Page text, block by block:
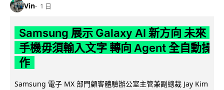
Vin 1 日
Samsung 展示 Galaxy AI 新方向 未來
手機毋須輸入文字 轉向 Agent 全自動操
作
Samsung 電子 MX 部門顧客體驗辦公室主管兼副總裁 Jay Kim